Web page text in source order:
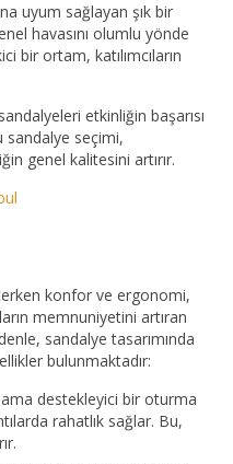
uyum sağlayan şık bir
havasını olumlu yönde
bir ortam, katılımcıların
etkinliğin başarısı
seçimi,
genel kalitesini artırır.
konfor ve ergonomi,
memnuniyetini artıran
sandalye tasarımında
bulunmaktadır:
destekleyici bir oturma
rahatlık sağlar. Bu,